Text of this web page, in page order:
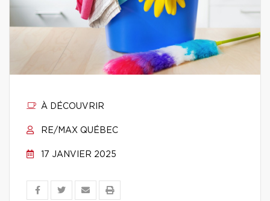
À DÉCOUVRIR
RE/MAX QUÉBEC
17 JANVIER 2025